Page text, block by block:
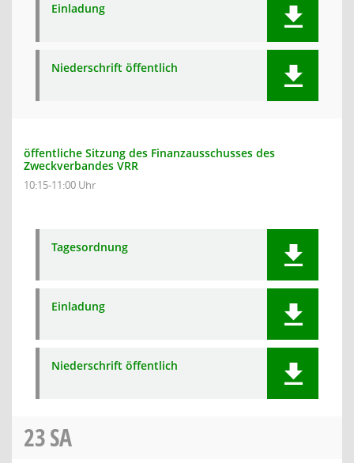
Einladung
Niederschrift öffentlich
öffentliche Sitzung des Finanzausschusses des
Zweckverbandes VRR
10:15-11:00 Uhr
Tagesordnung
Einladung
Niederschrift öffentlich
23SA